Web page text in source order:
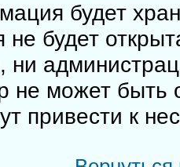
будет
будет
ни
не может быть
привести к